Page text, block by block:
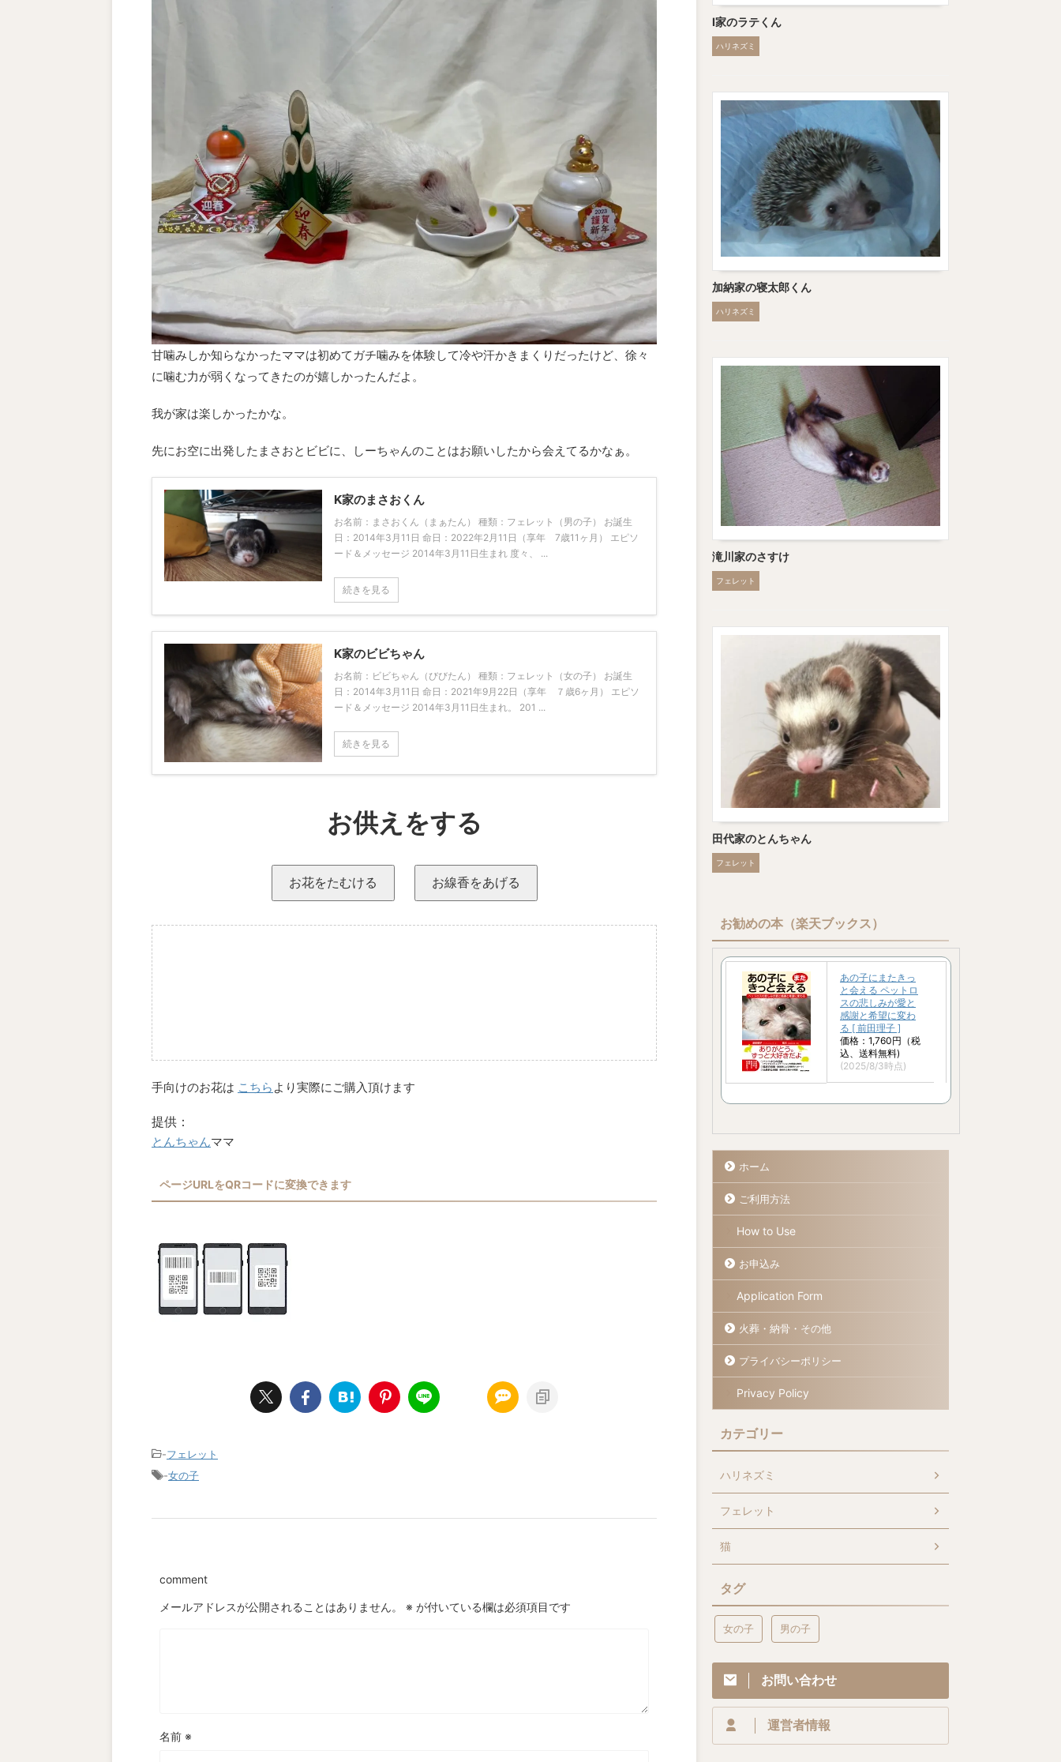
甘噛みしか知らなかったママは初めてガチ噛みを体験して冷や汗かきまくりだったけど、 徐々
に噛む力が弱くなってきたのが嬉しかったんだよ。
我が家は楽しかったかな。
先にお空に出発したまさおとビビに、 しーちゃんのことはお願いしたから会えてるかなぁ。
K家のまさおくん
お名前：まさおくん（まぁたん） 種類：フェレット（男の子） お誕生
日：2014年3月11日 命日：2022年2月11日（享年 7歳11ヶ月） エピソ
ード＆メッセージ 2014年3月11日生まれ 度々、 ...
続きを見る
K家のビビちゃん
お名前：ビビちゃん（びびたん） 種類：フェレット（女の子） お誕生
日：2014年3月11日 命日：2021年9月22日（享年 ７歳6ヶ月） エピソ
ード＆メッセージ 2014年3月11日生まれ。 201 ...
続きを見る
お供えをする
お花をたむける お線香をあげる
手向けのお花は こちら より実際にご購入頂けます
提供：
とんちゃんママ
ページURLをQRコードに変換できます
-フェレット
-女の子
comment
メールアドレスが公開されることはありません。 ※ が付いている欄は必須項目です
名前 ※
I家のラテくん
ハリネズミ
加納家の寝太郎くん
ハリネズミ
滝川家のさすけ
フェレット
田代家のとんちゃん
フェレット
お勧めの本（楽天ブックス）
あの子にまたきっ
と会える ペットロ
スの悲しみが愛と
感謝と希望に変わ
る [ 前田理子 ]
価格：1,760円（税
込、送料無料)
(2025/8/3時点)
ホーム
ご利用方法
How to Use
お申込み
Application Form
火葬・納骨・その他
プライバシーポリシー
Privacy Policy
カテゴリー
ハリネズミ
フェレット
猫
タグ
女の子 男の子
お問い合わせ
運営者情報